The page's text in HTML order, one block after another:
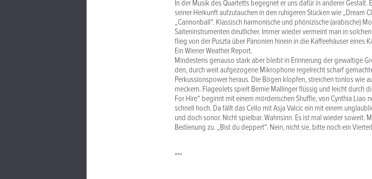
In der Musik des Quartetts begegnet er uns dafür in anderer Gestalt.
seiner Herkunft aufzutauchen in den ruhigeren Stücken wie „Dream
„Cannonball“. Klassisch harmonische und phönizische (arabische)
Saiteninstrumenten deutlicher. Immer wieder vermeint man in
flieg von der Puszta über Panonien hinein in die Kaffeehäuser eines
Ein Wiener Weather Report.
Mindestens genauso stark aber bleibt in Erinnerung der gewaltige
den, durch weit aufgezogene Mikrophone regelrecht scharf
Perkussionspower heraus. Die Bögen klopfen, streichen tonlos wie
meckern. Flageolets spielt Bernie Mallinger flüssig und leicht durch
For Hire“ beginnt mit einem mörderischen Shuffle, von Cynthia
schnell hoch. Da fällt das Cello mit Asja Valcic ein mit einem
und doch sonor. Nicht spielbar. Wahnsinn. Es ist mal wieder soweit.
Bedienung zu. „Bist du deppert“. Nein, nicht sie, bitte noch ein
***